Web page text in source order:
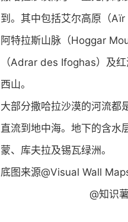
到。其中包括艾尔高原（
阿特拉斯山脉（Hoggar
（Adrar des Ifoghas）及
西山。
大部分撒哈拉沙漠的河流都
直流到地中海。地下的含水
蒙、库夫拉及锡瓦绿洲。
底图来源@Visual Wall
@知识薯